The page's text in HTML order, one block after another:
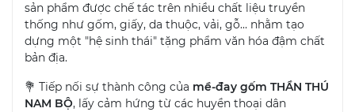
sản phẩm được chế tác trên nhiều chất liệu truyền
thống như gốm, giấy, da thuộc, vải, gỗ… nhằm tạo
dựng một "hệ sinh thái" tặng phẩm văn hóa đậm chất
bản địa.
💐 Tiếp nối sự thành công của mề-đay gốm THẦN THÚ
NAM BỘ, lấy cảm hứng từ các huyền thoại dân